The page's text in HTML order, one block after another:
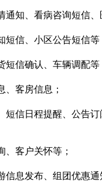
通知、看病咨询短信、
短信、小区公告短信等
短信确认、车辆调配等
、客房信息；
短信日程提醒、公告
、客户关怀等；
信息发布、组团优惠